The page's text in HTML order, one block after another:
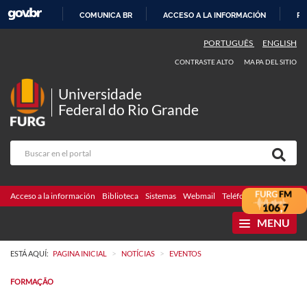
CONTENIDO
COMUNICA BR ACCESO A LA INFORMACIÓN
PORTUGUÊS ENGLISH
CONTRASTE ALTO MAPA DEL SITIO
Universidade
Federal do Rio Grande
Acceso a la información Biblioteca Sistemas Webmail Teléfonos Licitaciones
MENU
ESTÁ AQUÍ: PAGINA INICIAL > NOTÍCIAS > EVENTOS
FORMAÇÃO